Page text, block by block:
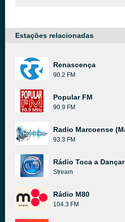
Estações relacionadas
Renascença
90.2 FM
Popular FM
90.9 FM
Radio Marcoense
93.3 FM
Rádio Toca a Dançar
Stream
Rádio M80
104.3 FM